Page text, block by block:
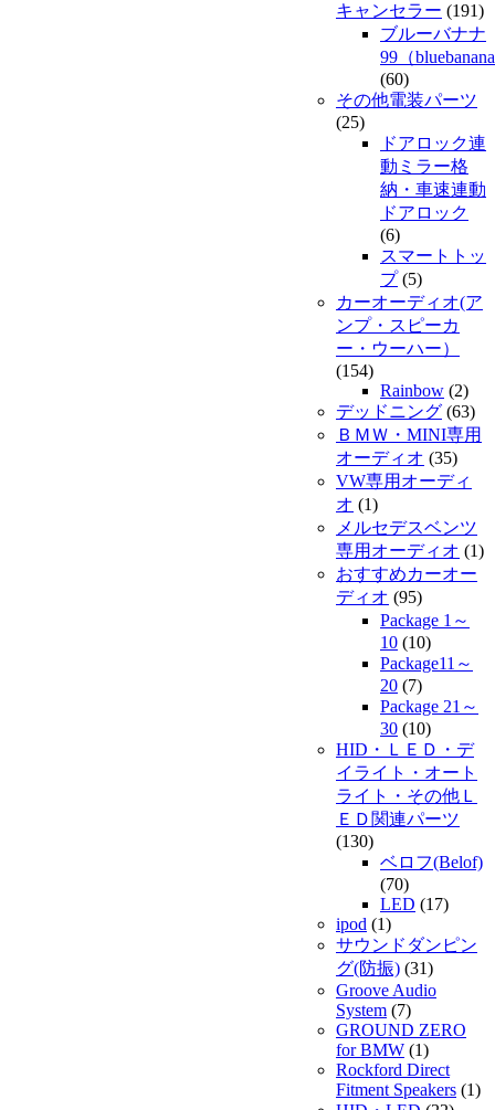
キャンセラー (191)
ブルーバナナ
99（
(60)
その他電装パーツ
(25)
ドアロック連
動ミラー格
納・車速連動
ドアロック
(6)
スマートトッ
プ(5)
カーオーディオ(ア
ンプ・スピーカ
ー・ウーハー）
(154)
Rainbow (2)
デッドニング (63)
ＢＭＷ・MINI専用
オーディオ (35)
VW専用オーディ
オ (1)
メルセデスベンツ
専用オーディオ (1)
おすすめカーオー
ディオ (95)
Package 1～
10 (10)
Package11～
20 (7)
Package 21～
30 (10)
HID・ＬＥＤ・デ
イライト・オート
ライト・その他Ｌ
ＥＤ関連パーツ
(130)
ベロフ(Belof)
(70)
LED (17)
ipod (1)
サウンドダンピン
グ(防振) (31)
Groove Audio
System (7)
GROUND ZERO
for BMW (1)
Rockford Direct
Fitment Speakers (1)